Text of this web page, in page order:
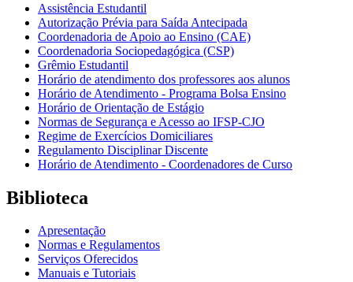
Assistência Estudantil
Autorização Prévia para Saída Antecipada
Coordenadoria de Apoio ao Ensino (CAE)
Coordenadoria Sociopedagógica (CSP)
Grêmio Estudantil
Horário de atendimento dos professores aos alunos
Horário de Atendimento - Programa Bolsa Ensino
Horário de Orientação de Estágio
Normas de Segurança e Acesso ao IFSP-CJO
Regime de Exercícios Domiciliares
Regulamento Disciplinar Discente
Horário de Atendimento - Coordenadores de Curso
Biblioteca
Apresentação
Normas e Regulamentos
Serviços Oferecidos
Manuais e Tutoriais